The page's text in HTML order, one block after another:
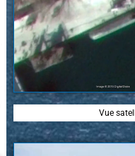
Vue